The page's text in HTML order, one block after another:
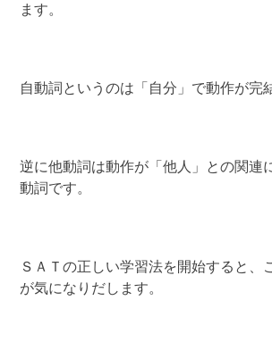
ます。
自動詞というのは「自分」で動作が完
逆に他動詞は動作が「他人」との関連
動詞です。
ＳＡＴの正しい学習法を開始すると、
が気になりだします。